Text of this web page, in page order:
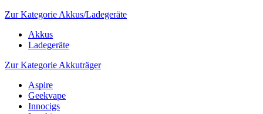
Zur Kategorie Akkus/Ladegeräte
Akkus
Ladegeräte
Zur Kategorie Akkuträger
Aspire
Geekvape
Innocigs